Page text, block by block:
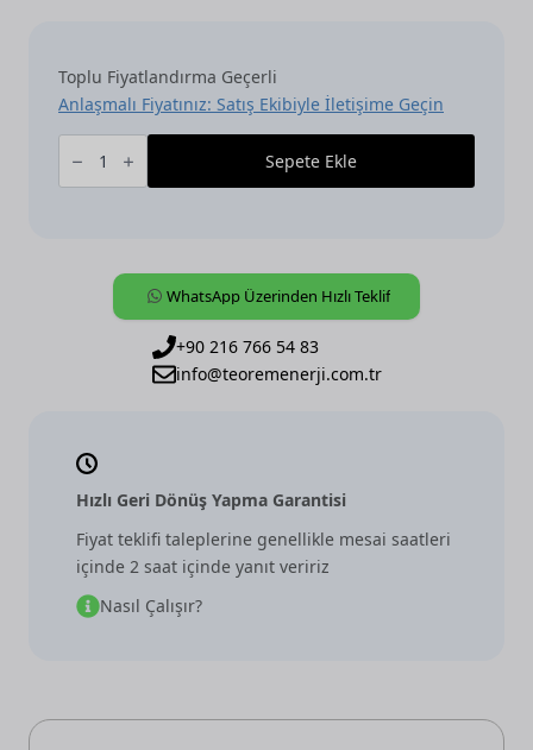
Toplu Fiyatlandırma Geçerli
Anlaşmalı Fiyatınız: Satış Ekibiyle İletişime Geçin
Tenton
ABB
Oda
Sepete Ekle
WhatsApp Üzerinden Hızlı Teklif
+90 216 766 54 83
info@teoremenerji.com.tr
Hızlı Geri Dönüş Yapma Garantisi
Fiyat teklifi taleplerine genellikle mesai saatleri
içinde 2 saat içinde yanıt veririz
Nasıl Çalışır?